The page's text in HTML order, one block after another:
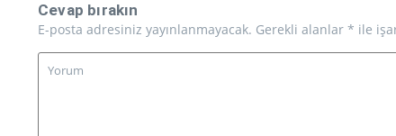
Cevap bırakın
E-posta adresiniz yayınlanmayacak. Gerekli alanlar * ile